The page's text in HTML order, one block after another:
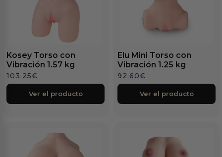
Kosey Torso con
Vibración 1.57 kg
103.25€
Ver el producto
Elu Mini Torso con
Vibración 1.25 kg
92.60€
Ver el producto